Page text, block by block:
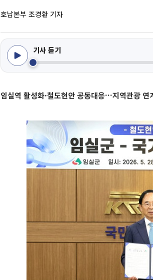
호남본부 조경환 기자
기사 듣기
임실역 활성화·철도현안 공동대응…지역관광 연